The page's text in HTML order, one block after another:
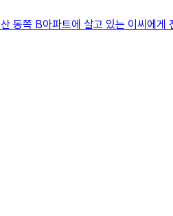
동쪽 B아파트에 살고 있는 이씨에게